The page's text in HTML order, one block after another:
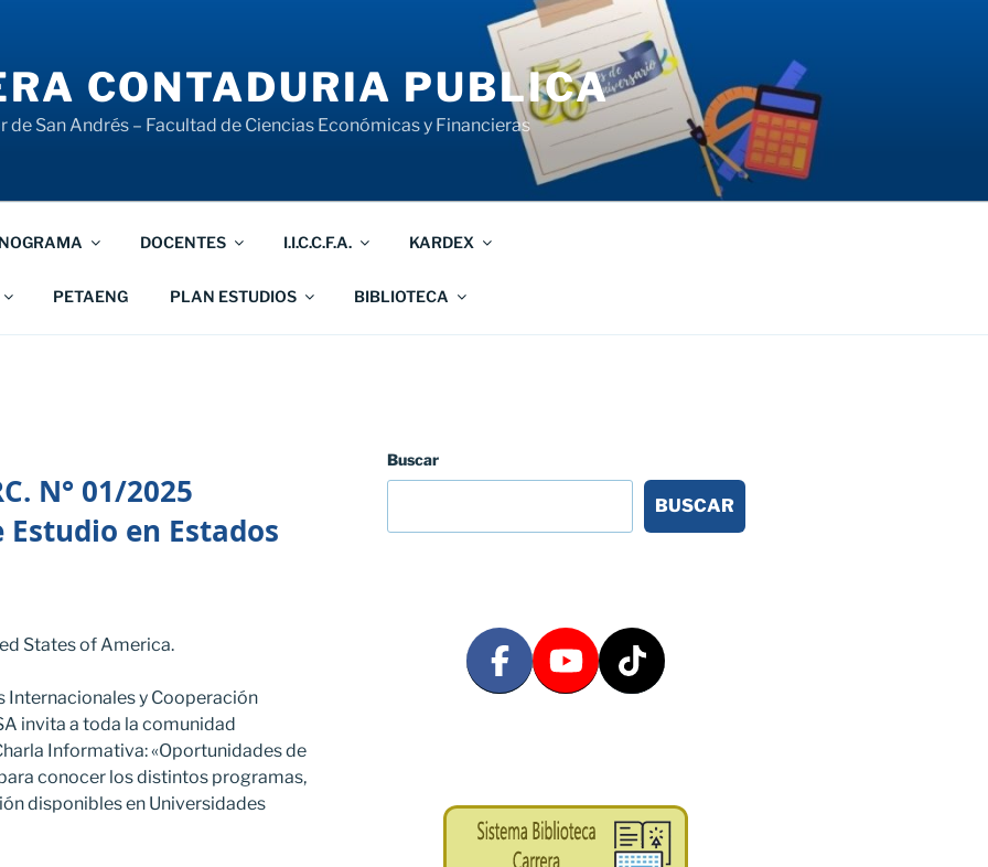
CONTADURIA PUBLICA
de San Andrés – Facultad de Ciencias Económicas y Financieras
DOCENTES I.I.C.C.F.A. KARDEX
PETAENG PLAN ESTUDIOS BIBLIOTECA
N° 01/2025
en Estados
States of America.
Internacionales y Cooperación
invita a toda la comunidad
Informativa: «Oportunidades de
conocer los distintos programas,
disponibles en Universidades
Buscar
BUSCAR